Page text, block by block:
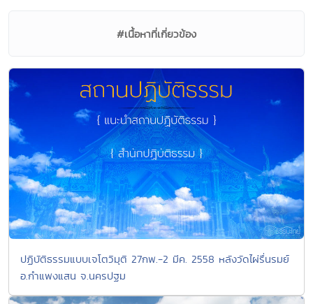
#เนื้อหาที่เกี่ยวข้อง
ปฏิบัติธรรมแบบเจโตวิมุติ 27กพ.-2 มีค. 2558 หลังวัดไผ่รื่นรมย์
อ.กำแพงแสน จ.นครปฐม